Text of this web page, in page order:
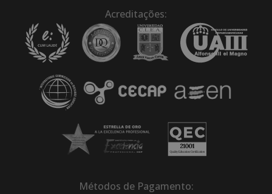
Acreditações:
Métodos de Pagamento: